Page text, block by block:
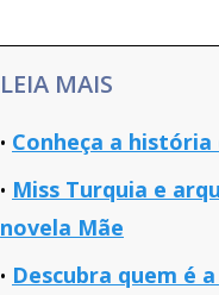
LEIA MAIS
Conheça a
Miss Turquia e
novela Mãe
Descubra quem é